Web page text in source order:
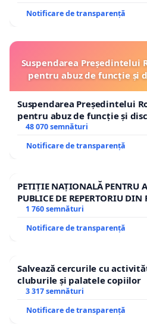
Notificare de transparență
Suspendarea Președintelui
pentru abuz de funcție și
Suspendarea Președintelui
pentru abuz de funcție și
48 070 semnături
Notificare de transparență
PETIȚIE NAȚIONALĂ PENTRU
PUBLICE DE REPERTORIU
1 760 semnături
Notificare de transparență
Salvează cercurile cu
cluburile și palatele copiilor
3 317 semnături
Notificare de transparență